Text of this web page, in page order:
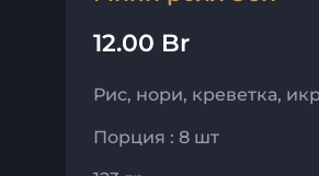
12.00 Br
Рис, нори, креветка,
Порция : 8 шт